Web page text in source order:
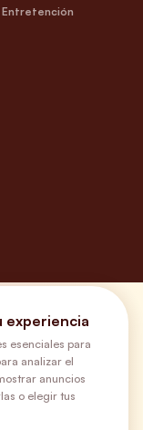
Entretención
experiencia
esenciales para
analizar el
anuncios
o elegir tus